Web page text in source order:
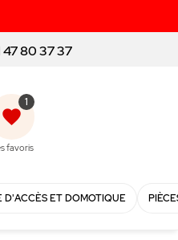
47 80 37 37
favorite
1
favoris
D'ACCÈS ET DOMOTIQUE